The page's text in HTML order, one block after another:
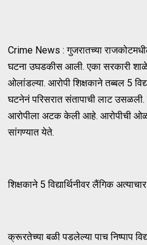
Crime News : गुजरातच्या
घटना उघडकीस आली. एका सरकारी
ओलांडल्या. आरोपी शिक्षकाने तब्बल 5
घटनेनं परिसरात संतापाची लाट
आरोपीला अटक केली आहे. आरोपीची
सांगण्यात येते.
शिक्षकाने 5 विद्यार्थिनीवर लैंगिक अत्याचार
क्रूरतेच्या बळी पडलेल्या पाच निष्पाप